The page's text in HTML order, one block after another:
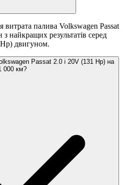
палива Volkswagen Passat
найкращих результатів серед
двигуном.
Passat 2.0 i 20V (131 Hp) на
000 км?